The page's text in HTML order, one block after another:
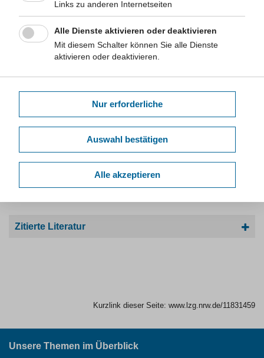
Für körperlich Arbeitende
Weiterführende Informationen
Für Sportlerinnen und Sportler
Zitierte Literatur
Kurzlink dieser Seite: www.lzg.nrw.de/11831459
Unsere Themen im Überblick
Links zu anderen Internetseiten
Alle Dienste aktivieren oder deaktivieren
Mit diesem Schalter können Sie alle Dienste
aktivieren oder deaktivieren.
Nur erforderliche
Auswahl bestätigen
Alle akzeptieren